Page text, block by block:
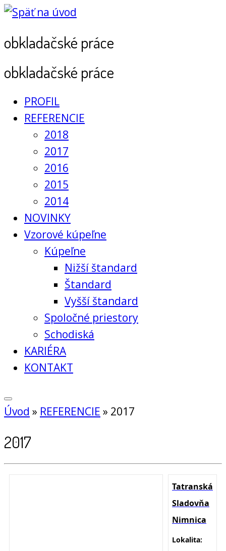
obkladačské práce
obkladačské práce
PROFIL
REFERENCIE
2018
2017
2016
2015
2014
NOVINKY
Vzorové kúpeľne
Kúpeľne
Nižší štandard
Štandard
Vyšší štandard
Spoločné priestory
Schodiská
KARIÉRA
KONTAKT
Úvod » REFERENCIE » 2017
2017
Tatranská
Sladovňa
Nimnica
Lokalita: